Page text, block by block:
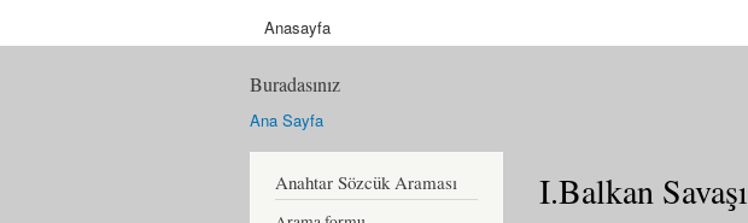
Anasayfa
Buradasınız
Ana Sayfa
Anahtar Sözcük Araması I.Balkan Savaşı